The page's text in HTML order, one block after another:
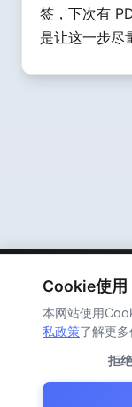
签，下次有
是让这一步尽
主页关于
Cookie使用
本网站使用
私政策了解更多
拒绝